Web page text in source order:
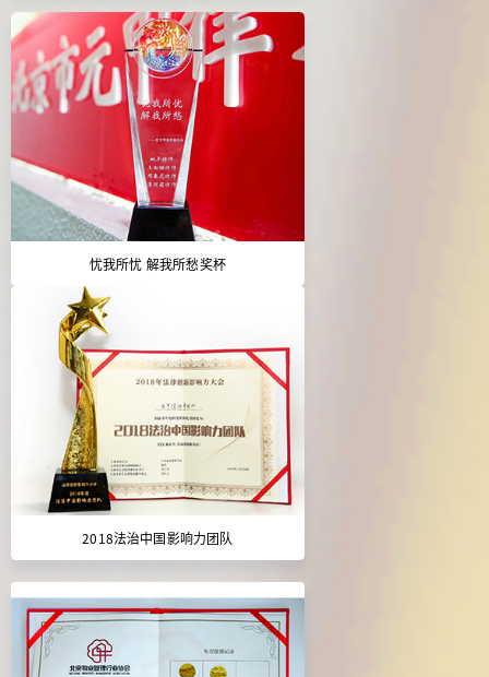
忧我所忧 解我所愁奖杯
2018法治中国影响力团队